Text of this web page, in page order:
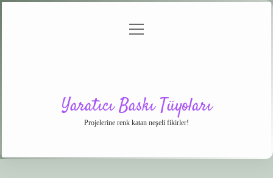
menüyü
Yaratıcı Baskı Tüyoları
Projelerine renk katan neşeli fikirler!